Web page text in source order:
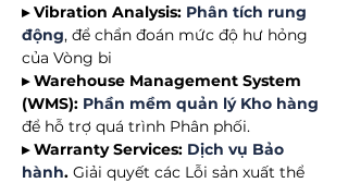
▸ Vibration Analysis: Phân tích rung
động, để chẩn đoán mức độ hư hỏng
của Vòng bi
▸ Warehouse Management System
(WMS): Phần mềm quản lý Kho hàng
để hỗ trợ quá trình Phân phối.
▸ Warranty Services: Dịch vụ Bảo
hành. Giải quyết các Lỗi sản xuất thể